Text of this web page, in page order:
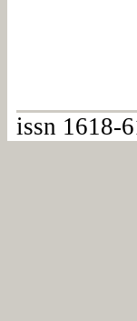
issn 1618-